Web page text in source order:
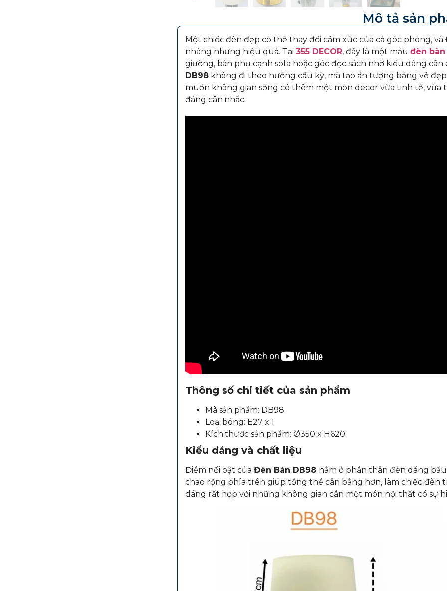
Mô tả sản
Một chiếc đèn đẹp có thể thay đổi cảm xúc của cả góc phòng, và
nhàng nhưng hiệu quả. Tại 355 DECOR, đây là một mẫu đèn bàn
giường, bàn phụ cạnh sofa hoặc góc đọc sách nhờ kiểu dáng
DB98không đi theo hướng cầu kỳ, mà tạo ấn tượng bằng vẻ
muốn không gian sống có thêm một món decor vừa tinh tế, vừa
đáng cân nhắc.
Thông số chi tiết của sản phẩm
Mã sản phẩm: DB98
Loại bóng: E27 x 1
Kích thước sản phẩm: Ø350 x H620
Kiểu dáng và chất liệu
Điểm nổi bật của Đèn Bàn DB98 nằm ở phần thân đèn dáng
chao rộng phía trên giúp tổng thể cân bằng hơn, làm chiếc đèn
dáng rất hợp với những không gian cần một món nội thất có sự